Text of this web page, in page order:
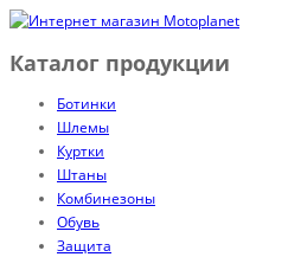
Каталог продукции
Ботинки
Шлемы
Куртки
Штаны
Комбинезоны
Обувь
Защита